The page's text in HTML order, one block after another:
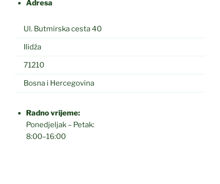
Adresa
Ul. Butmirska cesta 40
Ilidža
71210
Bosna i Hercegovina
Radno vrijeme:
Ponedjeljak – Petak:
8:00–16:00